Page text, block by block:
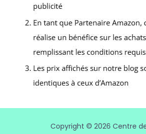
Copyright © 2026 Centre